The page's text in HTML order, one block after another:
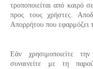
τροποποιείται από καιρό
προς τους χρήστες.
Απορρήτου που εφαρμόζει
Εάν χρησιμοποιείτε
συναινείτε με τη